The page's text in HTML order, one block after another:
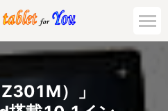
動向
策と事例）」